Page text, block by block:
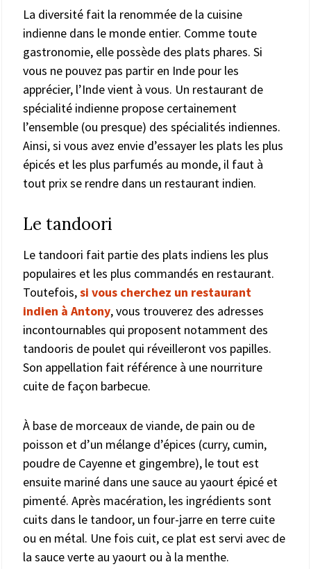
La diversité fait la renommée de la cuisine
indienne dans le monde entier. Comme toute
gastronomie, elle possède des plats phares. Si
vous ne pouvez pas partir en Inde pour les
apprécier, l’Inde vient à vous. Un restaurant de
spécialité indienne propose certainement
l’ensemble (ou presque) des spécialités indiennes.
Ainsi, si vous avez envie d’essayer les plats les plus
épicés et les plus parfumés au monde, il faut à
tout prix se rendre dans un restaurant indien.
Le tandoori
Le tandoori fait partie des plats indiens les plus
populaires et les plus commandés en restaurant.
Toutefois,si vous cherchez un restaurant
indien à Antony, vous trouverez des adresses
incontournables qui proposent notamment des
tandooris de poulet qui réveilleront vos papilles.
Son appellation fait référence à une nourriture
cuite de façon barbecue.
À base de morceaux de viande, de pain ou de
poisson et d’un mélange d’épices (curry, cumin,
poudre de Cayenne et gingembre), le tout est
ensuite mariné dans une sauce au yaourt épicé et
pimenté. Après macération, les ingrédients sont
cuits dans le tandoor, un four-jarre en terre cuite
ou en métal. Une fois cuit, ce plat est servi avec de
la sauce verte au yaourt ou à la menthe.